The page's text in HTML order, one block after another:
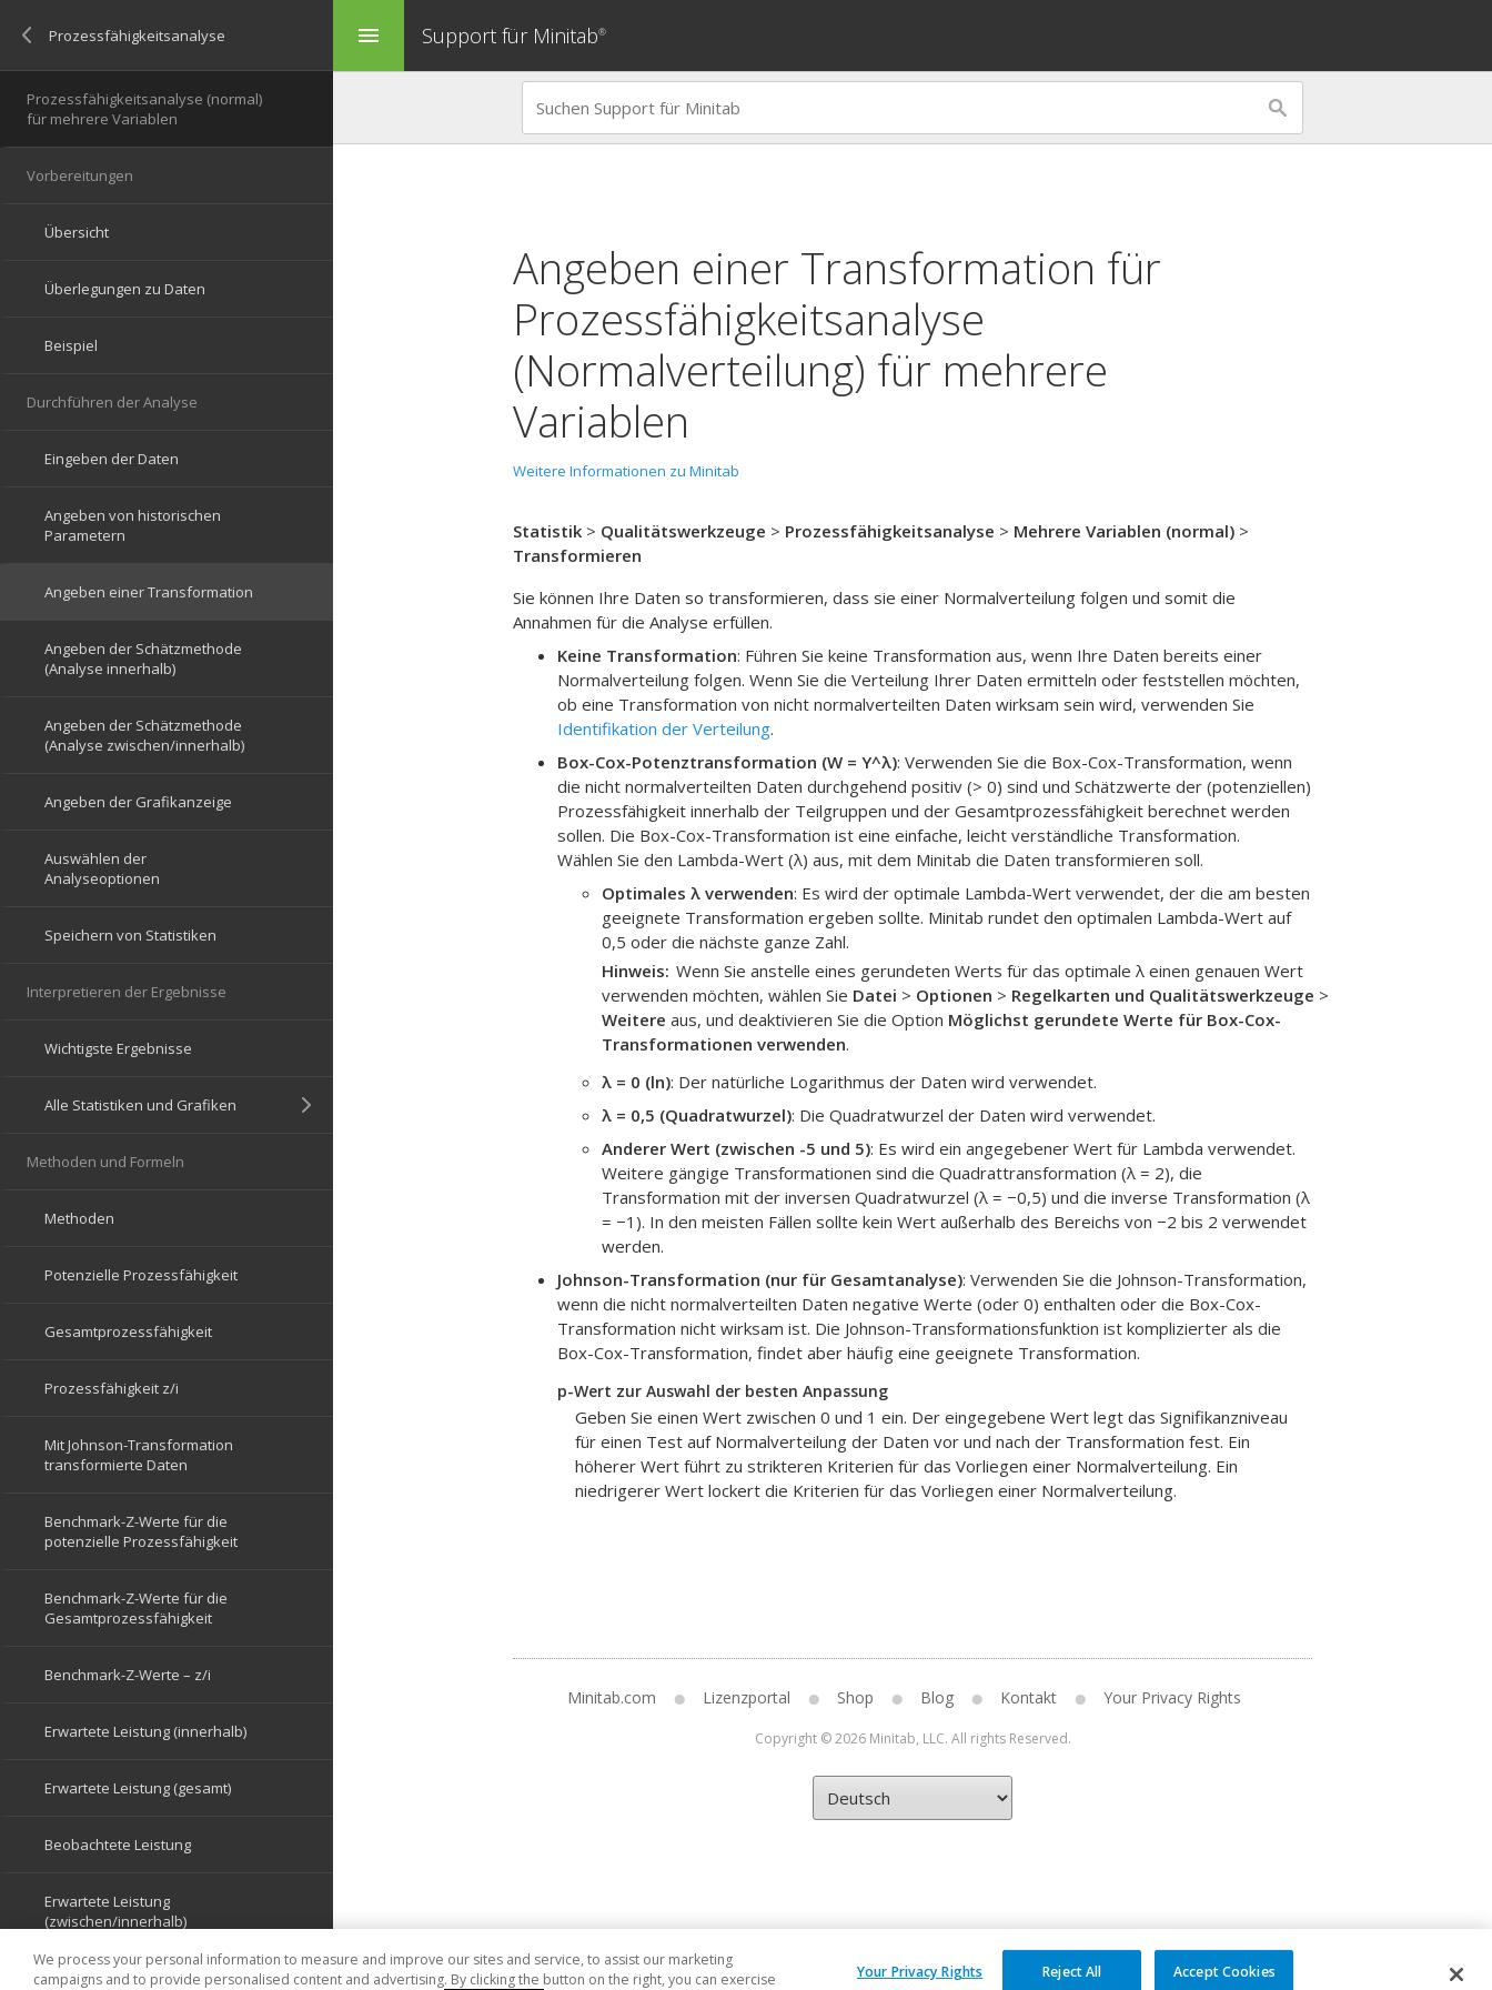
menu Support für Minitab®
Angeben einer Transformation für
Prozessfähigkeitsanalyse
(Normalverteilung) für mehrere
Variablen
Weitere Informationen zu Minitab
Statistik > Qualitätswerkzeuge > Prozessfähigkeitsanalyse > Mehrere Variablen (normal) >
Transformieren
Sie können Ihre Daten so transformieren, dass sie einer Normalverteilung folgen und somit die
Annahmen für die Analyse erfüllen.
Keine Transformation: Führen Sie keine Transformation aus, wenn Ihre Daten bereits einer
Normalverteilung folgen. Wenn Sie die Verteilung Ihrer Daten ermitteln oder feststellen möchten,
ob eine Transformation von nicht normalverteilten Daten wirksam sein wird, verwenden Sie
Identifikation der Verteilung.
Box-Cox-Potenztransformation (W = Y^λ): Verwenden Sie die Box-Cox-Transformation, wenn
die nicht normalverteilten Daten durchgehend positiv (> 0) sind und Schätzwerte der (potenziellen)
Prozessfähigkeit innerhalb der Teilgruppen und der Gesamtprozessfähigkeit berechnet werden
sollen. Die Box-Cox-Transformation ist eine einfache, leicht verständliche Transformation.
Wählen Sie den Lambda-Wert (λ) aus, mit dem Minitab die Daten transformieren soll.
Optimales λ verwenden: Es wird der optimale Lambda-Wert verwendet, der die am besten
geeignete Transformation ergeben sollte. Minitab rundet den optimalen Lambda-Wert auf
0,5 oder die nächste ganze Zahl.
Hinweis Wenn Sie anstelle eines gerundeten Werts für das optimale λ einen genauen Wert
verwenden möchten, wählen Sie Datei > Optionen > Regelkarten und Qualitätswerkzeuge >
Weitere aus, und deaktivieren Sie die Option Möglichst gerundete Werte für Box-Cox-
Transformationen verwenden.
λ = 0 (ln): Der natürliche Logarithmus der Daten wird verwendet.
λ = 0,5 (Quadratwurzel): Die Quadratwurzel der Daten wird verwendet.
Anderer Wert (zwischen -5 und 5): Es wird ein angegebener Wert für Lambda verwendet.
Weitere gängige Transformationen sind die Quadrattransformation (λ = 2), die
Transformation mit der inversen Quadratwurzel (λ = −0,5) und die inverse Transformation (λ
= −1). In den meisten Fällen sollte kein Wert außerhalb des Bereichs von −2 bis 2 verwendet
werden.
Johnson-Transformation (nur für Gesamtanalyse): Verwenden Sie die Johnson-Transformation,
wenn die nicht normalverteilten Daten negative Werte (oder 0) enthalten oder die Box-Cox-
Transformation nicht wirksam ist. Die Johnson-Transformationsfunktion ist komplizierter als die
Box-Cox-Transformation, findet aber häufig eine geeignete Transformation.
p-Wert zur Auswahl der besten Anpassung
Geben Sie einen Wert zwischen 0 und 1 ein. Der eingegebene Wert legt das Signifikanzniveau
für einen Test auf Normalverteilung der Daten vor und nach der Transformation fest. Ein
höherer Wert führt zu strikteren Kriterien für das Vorliegen einer Normalverteilung. Ein
niedrigerer Wert lockert die Kriterien für das Vorliegen einer Normalverteilung.
Minitab.com Lizenzportal Shop Blog Kontakt Your Privacy Rights
Copyright © 2026 Minitab, LLC. All rights Reserved.
We process your personal information to measure and improve our sites and service, to assist our marketing
campaigns and to provide personalised content and advertising. By clicking the button on the right, you can exercise
Your Privacy Rights Reject All Accept Cookies